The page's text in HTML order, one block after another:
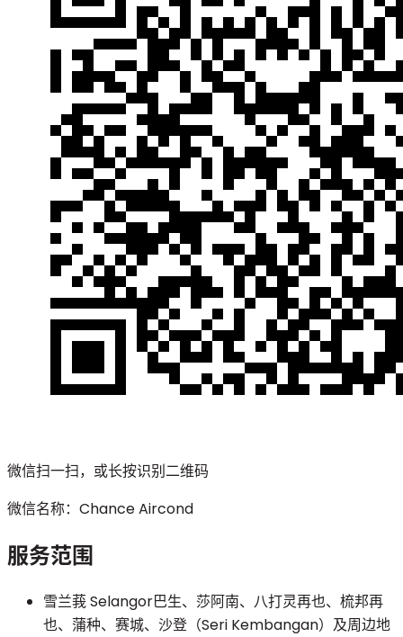
微信扫一扫，或长按识别二维码
微信名称： Chance Aircond
服务范围
雪兰莪 Selangor巴生、莎阿南、八打灵再也、梳邦再
也、蒲种、赛城、沙登（Seri Kembangan）及周边地